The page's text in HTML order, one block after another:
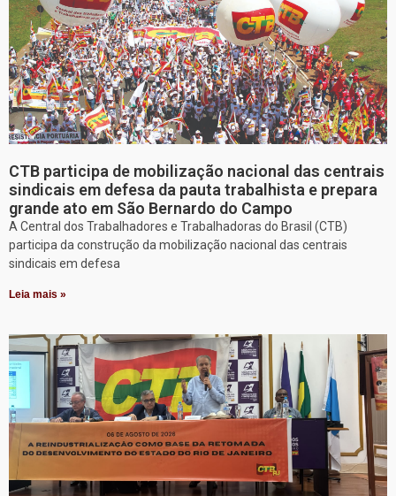
CTB participa de mobilização nacional das centrais
sindicais em defesa da pauta trabalhista e prepara
grande ato em São Bernardo do Campo
A Central dos Trabalhadores e Trabalhadoras do Brasil (CTB)
participa da construção da mobilização nacional das centrais
sindicais em defesa
Leia mais »